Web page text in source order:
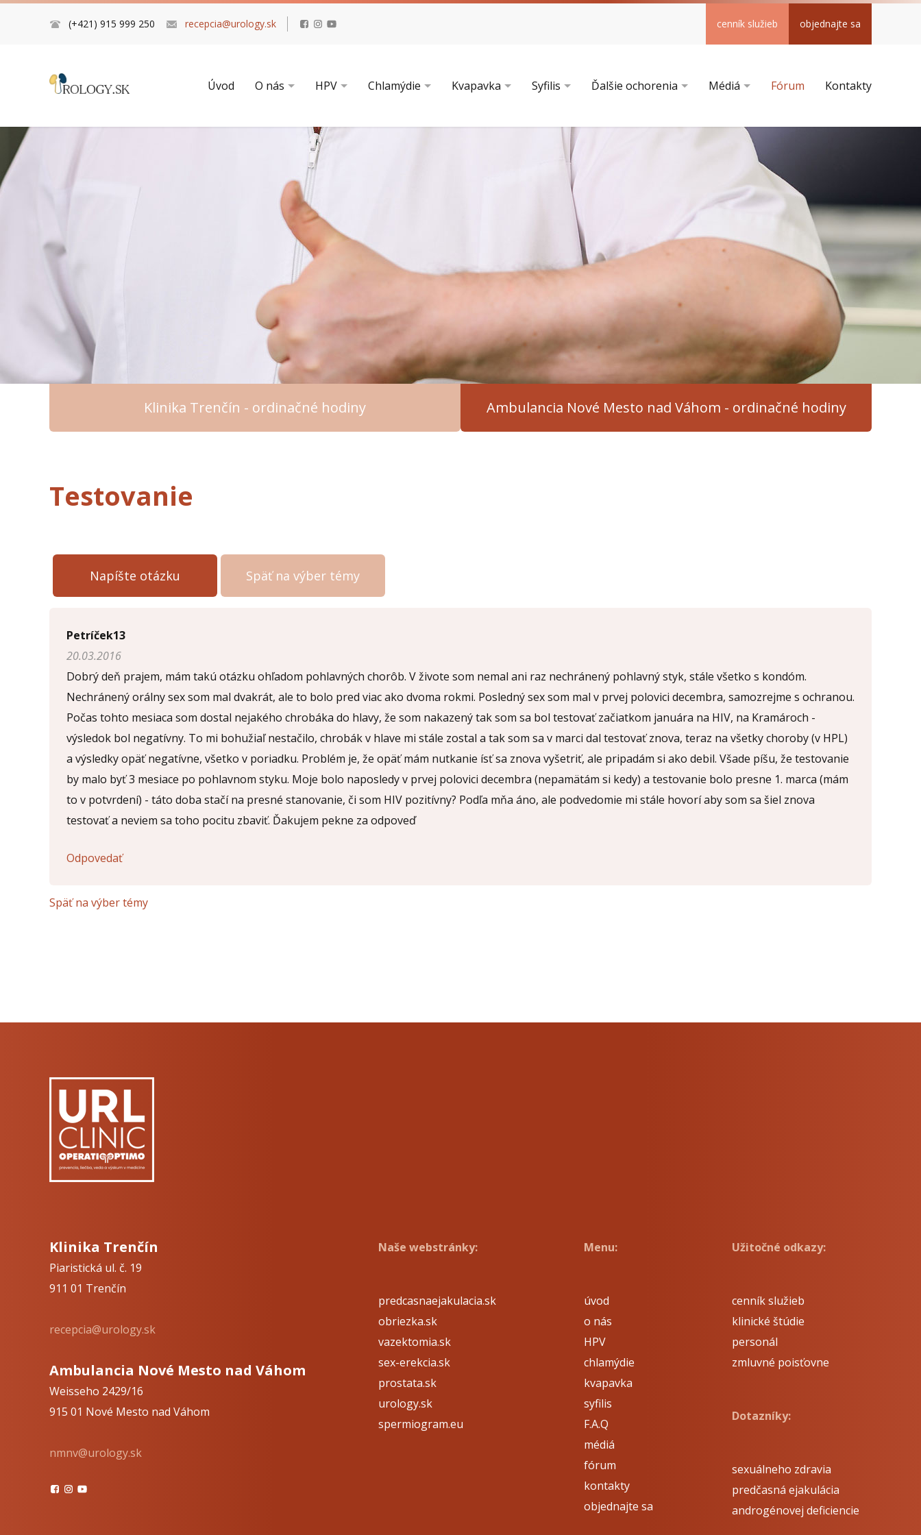
(+421) 915 999 250 recepcia@urology.sk cenník služieb objednajte sa
Úvod O nás HPV Chlamýdie Kvapavka Syfilis Ďalšie ochorenia Médiá Fórum Kontakty
Klinika Trenčín - ordinačné hodiny Ambulancia Nové Mesto nad Váhom - ordinačné hodiny
Testovanie
Napíšte otázku Späť na výber témy
Napíšte otázku
Meno (* )
Komentár (* )
Opíšte prvé 4 písmená zo slova "pohlavné " (*):
Petríček13
20.03.2016
Dobrý deň prajem, mám takú otázku ohľadom pohlavných chorôb. V živote som nemal ani raz nechránený pohlavný styk, stále všetko s kondóm.
Nechránený orálny sex som mal dvakrát, ale to bolo pred viac ako dvoma rokmi. Posledný sex som mal v prvej polovici decembra, samozrejme s ochranou.
Počas tohto mesiaca som dostal nejakého chrobáka do hlavy, že som nakazený tak som sa bol testovať začiatkom januára na HIV, na Kramároch -
výsledok bol negatívny. To mi bohužiaľ nestačilo, chrobák v hlave mi stále zostal a tak som sa v marci dal testovať znova, teraz na všetky choroby (v HPL)
a výsledky opäť negatívne, všetko v poriadku. Problém je, že opäť mám nutkanie ísť sa znova vyšetriť, ale pripadám si ako debil. Všade píšu, že testovanie
by malo byť 3 mesiace po pohlavnom styku. Moje bolo naposledy v prvej polovici decembra (nepamätám si kedy) a testovanie bolo presne 1. marca (mám
to v potvrdení) - táto doba stačí na presné stanovanie, či som HIV pozitívny? Podľa mňa áno, ale podvedomie mi stále hovorí aby som sa šiel znova
testovať a neviem sa toho pocitu zbaviť. Ďakujem pekne za odpoveď
Odpovedať
Späť na výber témy
Klinika Trenčín
Piaristická ul. č. 19
911 01 Trenčín
recepcia@urology.sk
Ambulancia Nové Mesto nad Váhom
Weisseho 2429/16
915 01 Nové Mesto nad Váhom
nmnv@urology.sk
Naše webstránky:
predcasnaejakulacia.sk
obriezka.sk
vazektomia.sk
sex-erekcia.sk
prostata.sk
urology.sk
spermiogram.eu
Menu:
úvod
o nás
HPV
chlamýdie
kvapavka
syfilis
F.A.Q
médiá
fórum
kontakty
objednajte sa
Užitočné odkazy:
cenník služieb
klinické štúdie
personál
zmluvné poisťovne
Dotazníky:
sexuálneho zdravia
predčasná ejakulácia
androgénovej deficiencie